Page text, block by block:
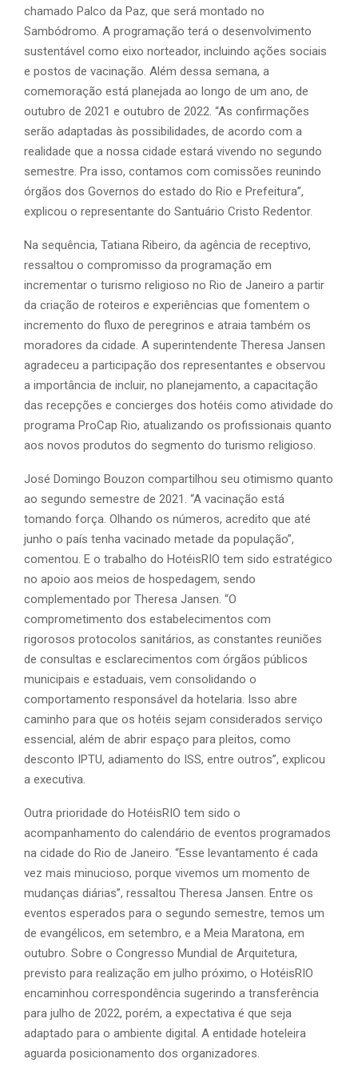
chamado Palco da Paz, que será montado no
Sambódromo. A programação terá o desenvolvimento
sustentável como eixo norteador, incluindo ações sociais
e postos de vacinação. Além dessa semana, a
comemoração está planejada ao longo de um ano, de
outubro de 2021 e outubro de 2022. “As confirmações
serão adaptadas às possibilidades, de acordo com a
realidade que a nossa cidade estará vivendo no segundo
semestre. Pra isso, contamos com comissões reunindo
órgãos dos Governos do estado do Rio e Prefeitura”,
explicou o representante do Santuário Cristo Redentor.
Na sequência, Tatiana Ribeiro, da agência de receptivo,
ressaltou o compromisso da programação em
incrementar o turismo religioso no Rio de Janeiro a partir
da criação de roteiros e experiências que fomentem o
incremento do fluxo de peregrinos e atraia também os
moradores da cidade. A superintendente Theresa Jansen
agradeceu a participação dos representantes e observou
a importância de incluir, no planejamento, a capacitação
das recepções e concierges dos hotéis como atividade do
programa ProCap Rio, atualizando os profissionais quanto
aos novos produtos do segmento do turismo religioso.
José Domingo Bouzon compartilhou seu otimismo quanto
ao segundo semestre de 2021. “A vacinação está
tomando força. Olhando os números, acredito que até
junho o país tenha vacinado metade da população”,
comentou. E o trabalho do HotéisRIO tem sido estratégico
no apoio aos meios de hospedagem, sendo
complementado por Theresa Jansen. “O
comprometimento dos estabelecimentos com
rigorosos protocolos sanitários, as constantes reuniões
de consultas e esclarecimentos com órgãos públicos
municipais e estaduais, vem consolidando o
comportamento responsável da hotelaria. Isso abre
caminho para que os hotéis sejam considerados serviço
essencial, além de abrir espaço para pleitos, como
desconto IPTU, adiamento do ISS, entre outros”, explicou
a executiva.
Outra prioridade do HotéisRIO tem sido o
acompanhamento do calendário de eventos programados
na cidade do Rio de Janeiro. “Esse levantamento é cada
vez mais minucioso, porque vivemos um momento de
mudanças diárias”, ressaltou Theresa Jansen. Entre os
eventos esperados para o segundo semestre, temos um
de evangélicos, em setembro, e a Meia Maratona, em
outubro. Sobre o Congresso Mundial de Arquitetura,
previsto para realização em julho próximo, o HotéisRIO
encaminhou correspondência sugerindo a transferência
para julho de 2022, porém, a expectativa é que seja
adaptado para o ambiente digital. A entidade hoteleira
aguarda posicionamento dos organizadores.